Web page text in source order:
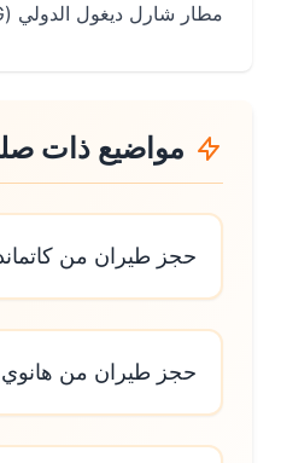
مطار شارل ديغول الدولي (CDG)
مواضيع ذات صلة
حجز طيران من كاتماندو
حجز طيران من هانوي إلى